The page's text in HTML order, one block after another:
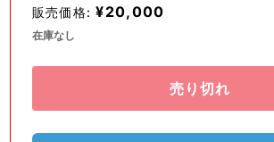
(1)
を
販売価格: ¥20,000
在庫なし
売り切れ